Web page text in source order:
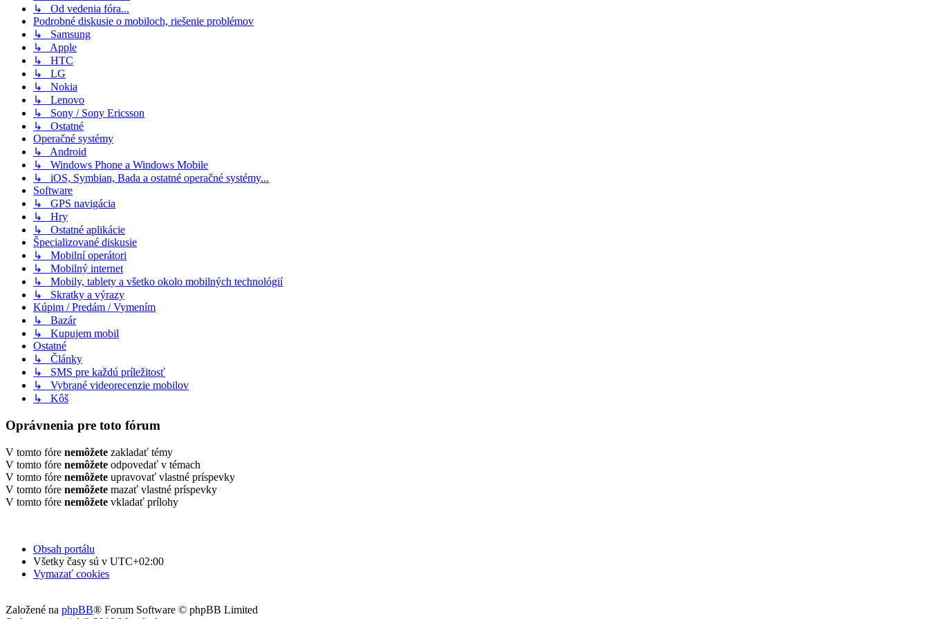
↳ Od vedenia fóra...
Podrobné diskusie o mobiloch, riešenie problémov
↳ Samsung
↳ Apple
↳ HTC
↳ LG
↳ Nokia
↳ Lenovo
↳ Sony / Sony Ericsson
↳ Ostatné
Operačné systémy
↳ Android
↳ Windows Phone a Windows Mobile
↳ iOS, Symbian, Bada a ostatné operačné systémy...
Software
↳ GPS navigácia
↳ Hry
↳ Ostatné aplikácie
Špecializované diskusie
↳ Mobilní operátori
↳ Mobilný internet
↳ Mobily, tablety a všetko okolo mobilných technológií
↳ Skratky a výrazy
Kúpim / Predám / Vymením
↳ Bazár
↳ Kupujem mobil
Ostatné
↳ Články
↳ SMS pre každú príležitosť
↳ Vybrané videorecenzie mobilov
↳ Kôš
Oprávnenia pre toto fórum
V tomto fóre nemôžete zakladať témy
V tomto fóre nemôžete odpovedať v témach
V tomto fóre nemôžete upravovať vlastné príspevky
V tomto fóre nemôžete mazať vlastné príspevky
V tomto fóre nemôžete vkladať prílohy
Obsah portálu
Všetky časy sú v UTC+02:00
Vymazať cookies
Založené na phpBB® Forum Software © phpBB Limited